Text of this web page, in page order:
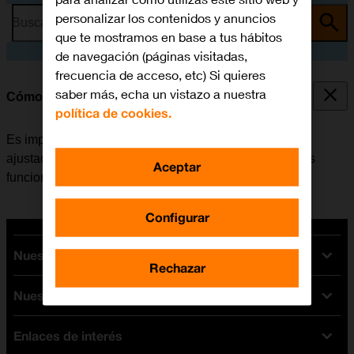
Busca por problema o tema
Cómo ajustar la fecha y la hora
Es importante que la fecha y la hora de la tablet estén
ajustadas correctamente, de lo contrario algunas de las
funciones de la tablet no funcionarán.
Nuestras tarifas
Tarifas Orange
Tarifas fibra y móvil
Tarifas móviles
Nuestros dispositivos
Ofertas en móviles
Enlaces de interés
personalizar los contenidos y anuncios
que te mostramos en base a tus hábitos
de navegación (páginas visitadas,
frecuencia de acceso, etc) Si quieres
saber más, echa un vistazo a nuestra
política de cookies.
Configurar
Rechazar
Aceptar